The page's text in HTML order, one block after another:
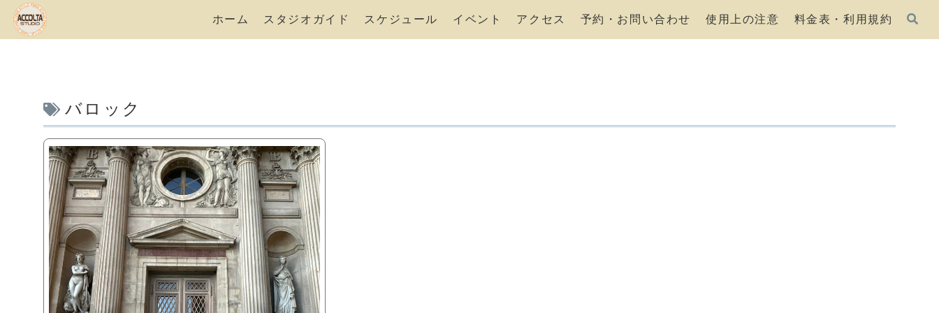
ホーム スタジオガイド スケジュール イベント アクセス 予約・お問い合わせ 使用上の注意 料金表・利用規約
バロック